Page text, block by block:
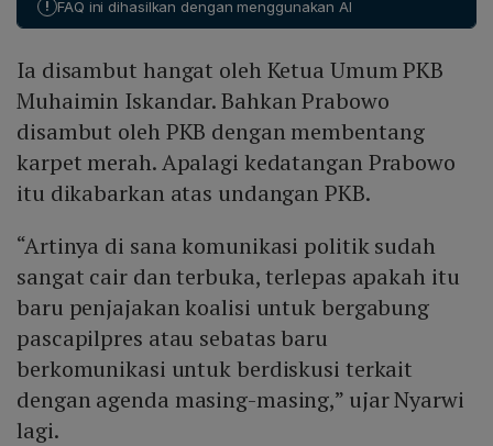
Prabowo tetap besar mengingat sejarah dua kali koalisi
kecenderungan kerja sama meski keputusan resmi
belum terungkap.
! FAQ ini dihasilkan dengan menggunakan AI
Ia disambut hangat oleh Ketua Umum PKB
Muhaimin Iskandar. Bahkan Prabowo
disambut oleh PKB dengan membentang
karpet merah. Apalagi kedatangan Prabowo
itu dikabarkan atas undangan PKB.
“Artinya di sana komunikasi politik sudah
sangat cair dan terbuka, terlepas apakah itu
baru penjajakan koalisi untuk bergabung
pascapilpres atau sebatas baru
berkomunikasi untuk berdiskusi terkait
dengan agenda masing-masing,” ujar Nyarwi
lagi.